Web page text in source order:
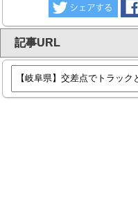
記事URL